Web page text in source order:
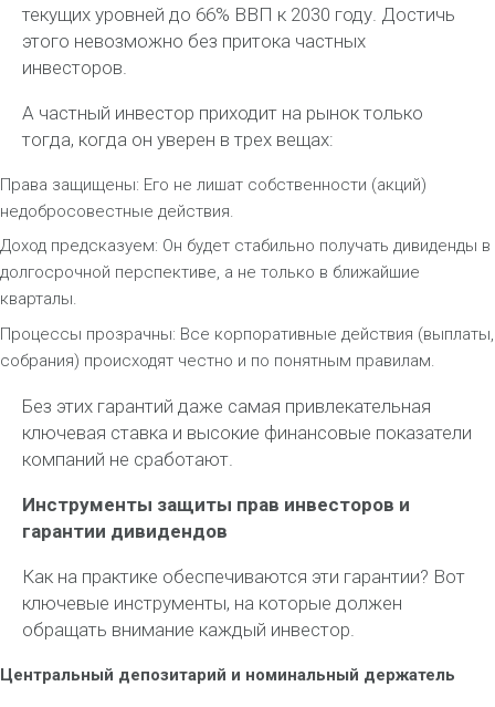
текущих уровней до 66% ВВП к 2030 году. Достичь
этого невозможно без притока частных
инвесторов.
А частный инвестор приходит на рынок только
тогда, когда он уверен в трех вещах:
Права защищены: Его не лишат собственности (акций)
недобросовестные действия.
Доход предсказуем: Он будет стабильно получать дивиденды в
долгосрочной перспективе, а не только в ближайшие
кварталы.
Процессы прозрачны: Все корпоративные действия (выплаты,
собрания) происходят честно и по понятным правилам.
Без этих гарантий даже самая привлекательная
ключевая ставка и высокие финансовые показатели
компаний не сработают.
Инструменты защиты прав инвесторов и
гарантии дивидендов
Как на практике обеспечиваются эти гарантии? Вот
ключевые инструменты, на которые должен
обращать внимание каждый инвестор.
Центральный депозитарий и номинальный держатель